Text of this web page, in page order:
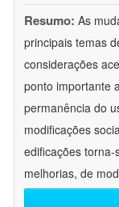
Resumo: As
principais temas
considerações
ponto importante
permanência do
modificações
edificações
melhorias, de